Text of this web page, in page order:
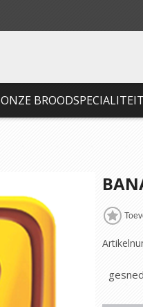
ONZE